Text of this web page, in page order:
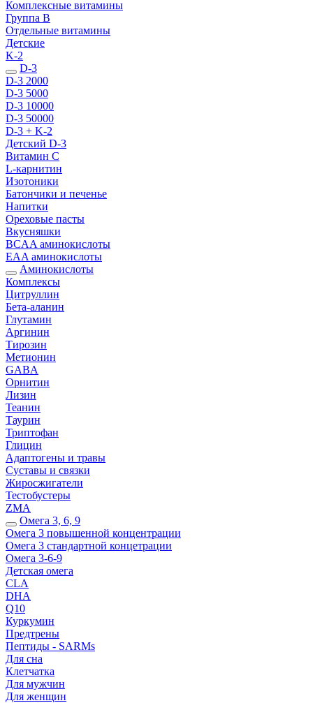
Комплексные витамины
Группа B
Отдельные витамины
Детские
K-2
D-3
D-3 2000
D-3 5000
D-3 10000
D-3 50000
D-3 + K-2
Детский D-3
Витамин С
L-карнитин
Изотоники
Батончики и печенье
Напитки
Ореховые пасты
Вкусняшки
BCAA аминокислоты
EAA аминокислоты
Аминокислоты
Комплексы
Цитруллин
Бета-аланин
Глутамин
Аргинин
Тирозин
Метионин
GABA
Орнитин
Лизин
Теанин
Таурин
Триптофан
Глицин
Адаптогены и травы
Суставы и связки
Жиросжигатели
Тестобустеры
ZMA
Омега 3, 6, 9
Омега 3 повышенной концентрации
Омега 3 стандартной концетрации
Омега 3-6-9
Детская омега
CLA
DHA
Q10
Куркумин
Предтрены
Пептиды - SARMs
Для сна
Клетчатка
Для мужчин
Для женщин